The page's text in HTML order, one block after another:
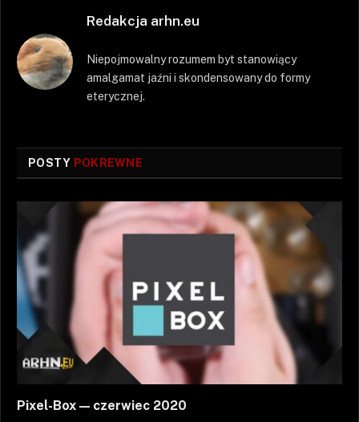
Redakcja arhn.eu
Niepojmowalny rozumem byt stanowiący
amalgamat jaźni i skondensowany do formy
eterycznej.
POSTY POKREWNE
Pixel-Box — czerwiec 2020